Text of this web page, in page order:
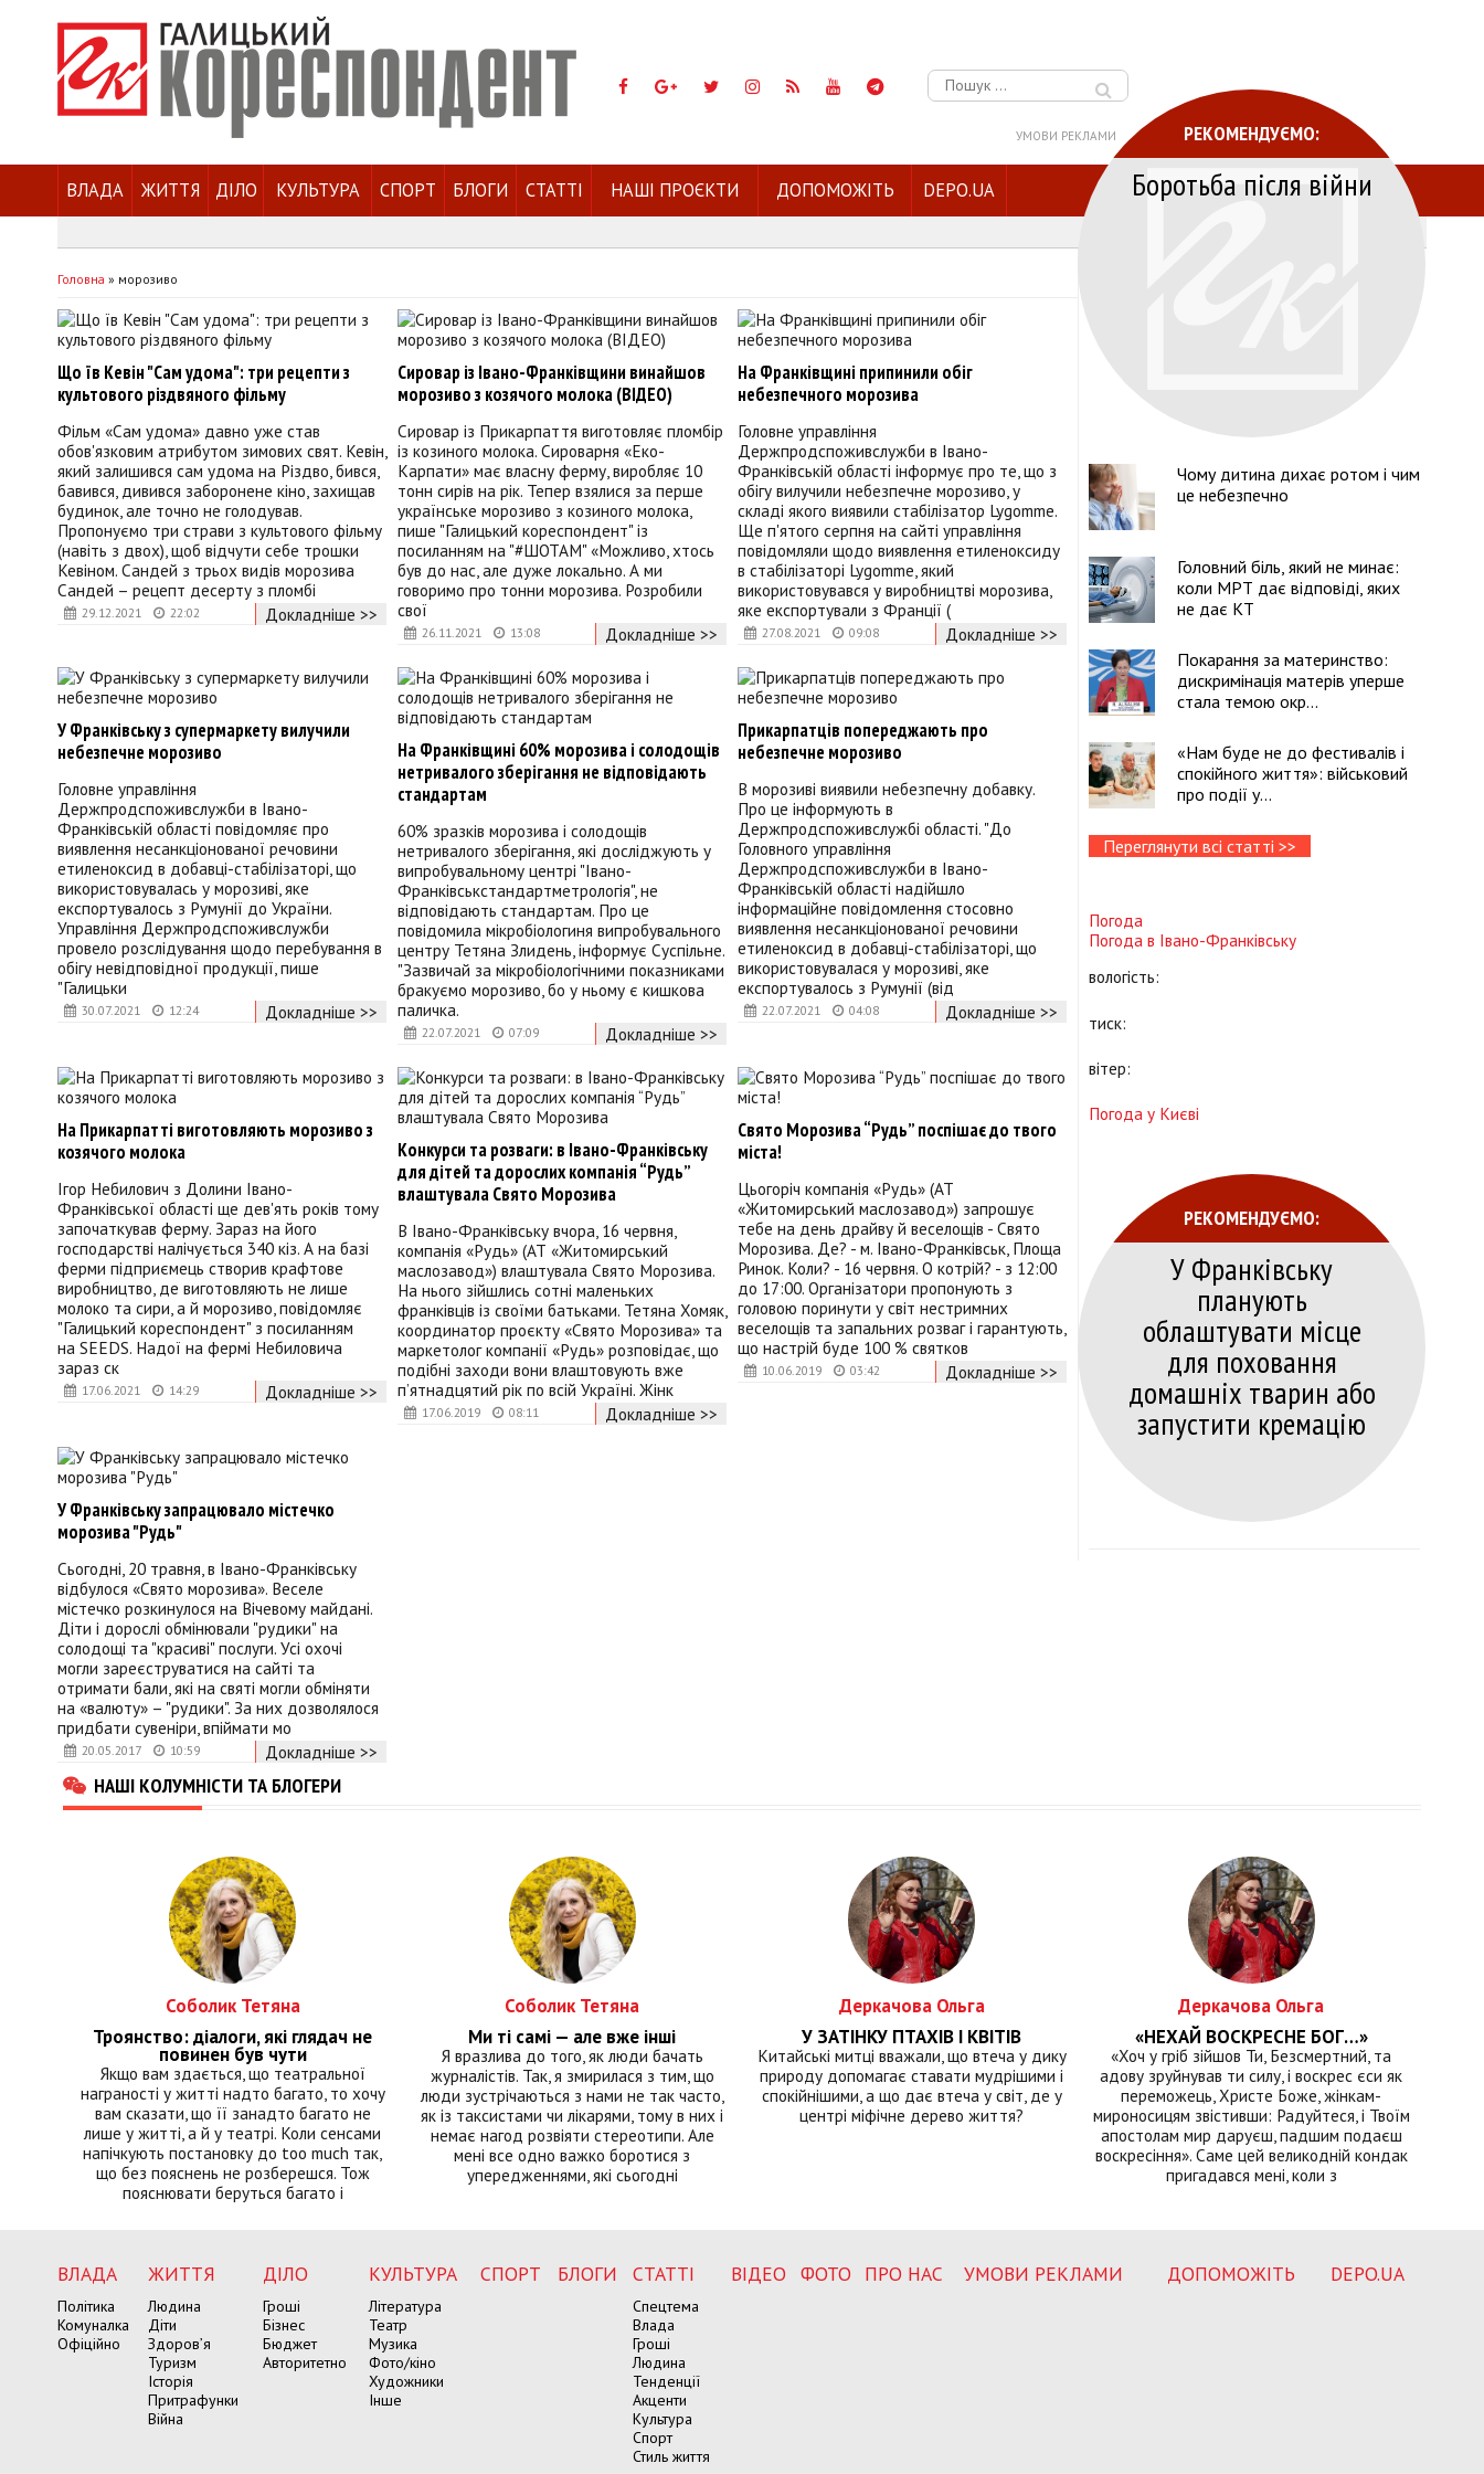
Пошук:
УМОВИ РЕКЛАМИ
ВЛАДА ЖИТТЯ ДІЛО КУЛЬТУРА СПОРТ БЛОГИ СТАТТІ НАШІ ПРОЄКТИ ДОПОМОЖІТЬ DEPO.UA
Головна » морозиво
29.12.2021 22:02
Що їв Кевін "Сам удома": три рецепти з
культового різдвяного фільму
Фільм «Сам удома» давно уже став
обов'язковим атрибутом зимових свят. Кевін,
який залишився сам удома на Різдво, бився,
бавився, дивився заборонене кіно, захищав
будинок, але точно не голодував.
Пропонуємо три страви з культового фільму
(навіть з двох), щоб відчути себе трошки
Кевіном. Сандей з трьох видів морозива
Сандей – рецепт десерту з пломбі
Докладніше >>
26.11.2021 13:08
Сировар із Івано-Франківщини винайшов
морозиво з козячого молока (ВІДЕО)
Сировар із Прикарпаття виготовляє пломбір
із козиного молока. Сироварня «Еко-
Карпати» має власну ферму, виробляє 10
тонн сирів на рік. Тепер взялися за перше
українське морозиво з козиного молока,
пише "Галицький кореспондент" із
посиланням на "#ШОТАМ" «Можливо, хтось
був до нас, але дуже локально. А ми
говоримо про тонни морозива. Розробили
свої
Докладніше >>
27.08.2021 09:08
На Франківщині припинили обіг
небезпечного морозива
Головне управління
Держпродспоживслужби в Івано-
Франківській області інформує про те, що з
обігу вилучили небезпечне морозиво, у
складі якого виявили стабілізатор Lygomme.
Ще п'ятого серпня на сайті управління
повідомляли щодо виявлення етиленоксиду
в стабілізаторі Lygomme, який
використовувався у виробництві морозива,
яке експортували з Франції (
Докладніше >>
30.07.2021 12:24
У Франківську з супермаркету вилучили
небезпечне морозиво
Головне управління
Держпродспоживслужби в Івано-
Франківській області повідомляє про
виявлення несанкціонованої речовини
етиленоксид в добавці-стабілізаторі, що
використовувалась у морозиві, яке
експортувалось з Румунії до України.
Управління Держпродспоживслужби
провело розслідування щодо перебування в
обігу невідповідної продукції, пише
"Галицьки
Докладніше >>
22.07.2021 07:09
На Франківщині 60% морозива і солодощів
нетривалого зберігання не відповідають
стандартам
60% зразків морозива і солодощів
нетривалого зберігання, які досліджують у
випробувальному центрі "Івано-
Франківськстандартметрологія", не
відповідають стандартам. Про це
повідомила мікробіологиня випробувального
центру Тетяна Злидень, інформує Суспільне.
"Зазвичай за мікробіологічними показниками
бракуємо морозиво, бо у ньому є кишкова
паличка.
Докладніше >>
22.07.2021 04:08
Прикарпатців попереджають про
небезпечне морозиво
В морозиві виявили небезпечну добавку.
Про це інформують в
Держпродспоживслужбі області. "До
Головного управління
Держпродспоживслужби в Івано-
Франківській області надійшло
інформаційне повідомлення стосовно
виявлення несанкціонованої речовини
етиленоксид в добавці-стабілізаторі, що
використовувалася у морозиві, яке
експортувалось з Румунії (від
Докладніше >>
17.06.2021 14:29
На Прикарпатті виготовляють морозиво з
козячого молока
Ігор Небилович з Долини Івано-
Франківської області ще дев'ять років тому
започаткував ферму. Зараз на його
господарстві налічується 340 кіз. А на базі
ферми підприємець створив крафтове
виробництво, де виготовляють не лише
молоко та сири, а й морозиво, повідомляє
"Галицький кореспондент" з посиланням
на SEEDS. Надої на фермі Небиловича
зараз ск
Докладніше >>
17.06.2019 08:11
Конкурси та розваги: в Івано-Франківську
для дітей та дорослих компанія “Рудь”
влаштувала Свято Морозива
В Івано-Франківську вчора, 16 червня,
компанія «Рудь» (АТ «Житомирський
маслозавод») влаштувала Свято Морозива.
На нього зійшлись сотні маленьких
франківців із своїми батьками. Тетяна Хомяк,
координатор проєкту «Свято Морозива» та
маркетолог компанії «Рудь» розповідає, що
подібні заходи вони влаштовують вже
п’ятнадцятий рік по всій Україні. Жінк
Докладніше >>
10.06.2019 03:42
Свято Морозива “Рудь” поспішає до твого
міста!
Цьогоріч компанія «Рудь» (АТ
«Житомирський маслозавод») запрошує
тебе на день драйву й веселощів - Свято
Морозива. Де? - м. Івано-Франківськ, Площа
Ринок. Коли? - 16 червня. О котрій? - з 12:00
до 17:00. Організатори пропонують з
головою поринути у світ нестримних
веселощів та запальних розваг і гарантують,
що настрій буде 100 % святков
Докладніше >>
20.05.2017 10:59
У Франківську запрацювало містечко
морозива "Рудь"
Сьогодні, 20 травня, в Івано-Франківську
відбулося «Свято морозива». Веселе
містечко розкинулося на Вічевому майдані.
Діти і дорослі обмінювали "рудики" на
солодощі та "красиві" послуги. Усі охочі
могли зареєструватися на сайті та
отримати бали, які на святі могли обміняти
на «валюту» – "рудики". За них дозволялося
придбати сувеніри, впіймати мо
Докладніше >>
РЕКОМЕНДУЄМО:
Боротьба після війни
Чому дитина дихає ротом і чим
це небезпечно
Головний біль, який не минає:
коли МРТ дає відповіді, яких
не дає КТ
Покарання за материнство:
дискримінація матерів уперше
стала темою окр...
«Нам буде не до фестивалів і
спокійного життя»: військовий
про події у...
Переглянути всі статті >>
Погода
Погода в Івано-Франківську
вологість:
тиск:
вітер:
Погода у Києві
РЕКОМЕНДУЄМО:
У Франківську
планують
облаштувати місце
для поховання
домашніх тварин або
запустити кремацію
НАШІ КОЛУМНІСТИ ТА БЛОГЕРИ
Соболик Тетяна
Троянство: діалоги, які глядач не
повинен був чути
Якщо вам здається, що театральної
награності у житті надто багато, то хочу
вам сказати, що її занадто багато не
лише у житті, а й у театрі. Коли сенсами
напічкують постановку до too much так,
що без пояснень не розберешся. Тож
пояснювати беруться багато і
Соболик Тетяна
Ми ті самі — але вже інші
Я вразлива до того, як люди бачать
журналістів. Так, я змирилася з тим, що
люди зустрічаються з нами не так часто,
як із таксистами чи лікарями, тому в них і
немає нагод розвіяти стереотипи. Але
мені все одно важко боротися з
упередженнями, які сьогодні
Деркачова Ольга
У ЗАТІНКУ ПТАХІВ І КВІТІВ
Китайські митці вважали, що втеча у дику
природу допомагає ставати мудрішими і
спокійнішими, а що дає втеча у світ, де у
центрі міфічне дерево життя?
Деркачова Ольга
«НЕХАЙ ВОСКРЕСНЕ БОГ…»
«Хоч у гріб зійшов Ти, Безсмертний, та
адову зруйнував ти силу, і воскрес єси як
переможець, Христе Боже, жінкам-
мироносицям звістивши: Радуйтеся, і Твоїм
апостолам мир даруєш, падшим подаєш
воскресіння». Саме цей великодній кондак
пригадався мені, коли з
ВЛАДА
Політика
Комуналка
Офіційно
ЖИТТЯ
Людина
Діти
Здоров’я
Туризм
Історія
Притрафунки
Війна
ДІЛО
Гроші
Бізнес
Бюджет
Авторитетно
КУЛЬТУРА
Література
Театр
Музика
Фото/кіно
Художники
Інше
СПОРТ БЛОГИ СТАТТІ
Спецтема
Влада
Гроші
Людина
Тенденції
Акценти
Культура
Спорт
Стиль життя
ВІДЕО ФОТО ПРО НАС УМОВИ РЕКЛАМИ ДОПОМОЖІТЬ DEPO.UA